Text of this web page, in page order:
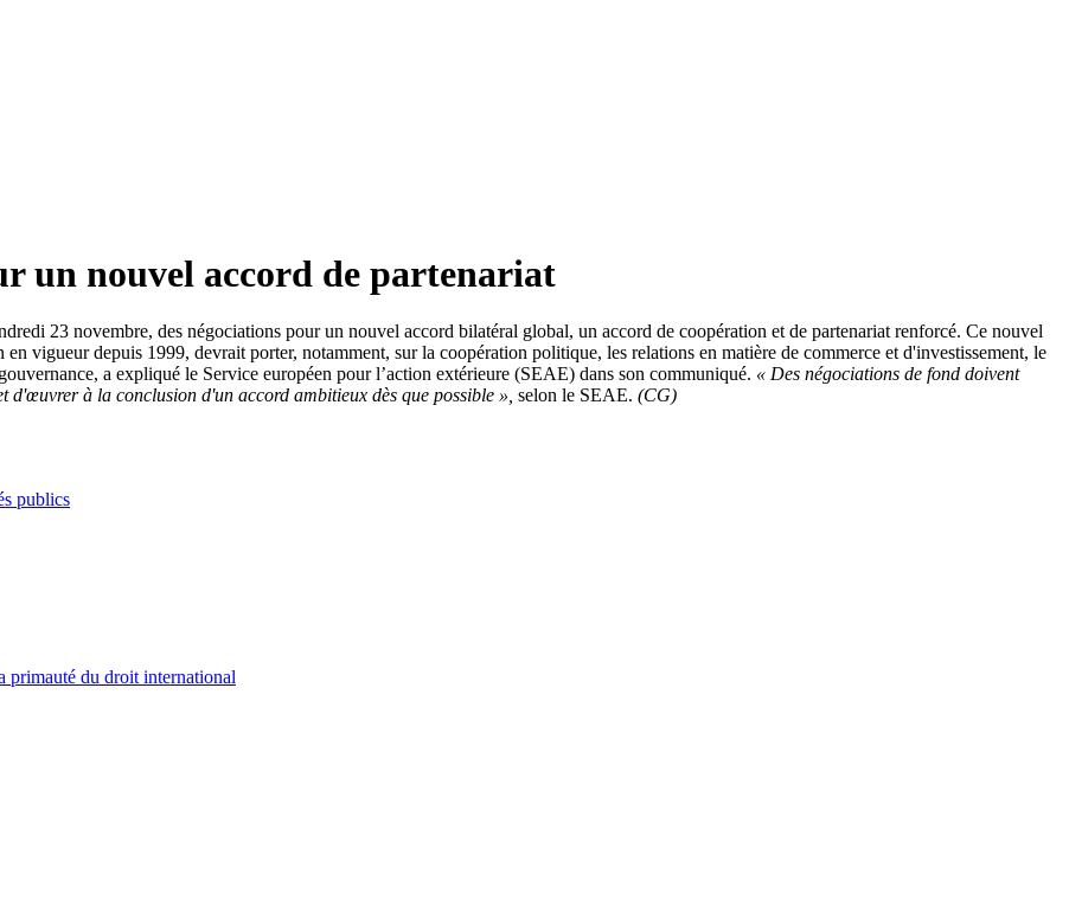
un nouvel accord de partenariat
23 novembre, des négociations pour un nouvel accord bilatéral global, un accord de coopération et de partenariat renforcé. Ce nouvel
vigueur depuis 1999, devrait porter, notamment, sur la coopération politique, les relations en matière de commerce et d'investissement, le
a expliqué le Service européen pour l’action extérieure (SEAE) dans son communiqué. « Des négociations de fond doivent
d'œuvrer à la conclusion d'un accord ambitieux dès que possible », selon le SEAE. (CG)
publics
primauté du droit international